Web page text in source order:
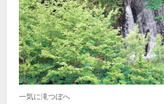
一気に滝つぼへ